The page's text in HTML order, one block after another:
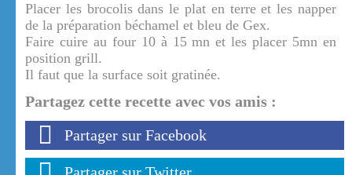
Placer les brocolis dans le plat en terre et les napper
de la préparation béchamel et bleu de Gex.
Faire cuire au four 10 à 15 mn et les placer 5mn en
position grill.
Il faut que la surface soit gratinée.
Partagez cette recette avec vos amis :
Partager sur Facebook